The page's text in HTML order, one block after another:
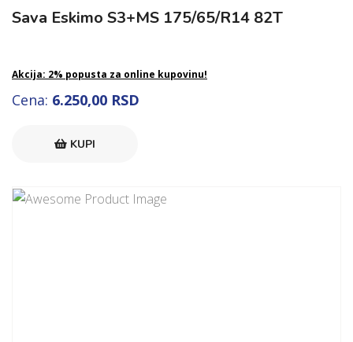
Sava Eskimo S3+MS 175/65/R14 82T
Akcija: 2% popusta za online kupovinu!
Cena: 6.250,00 RSD
KUPI